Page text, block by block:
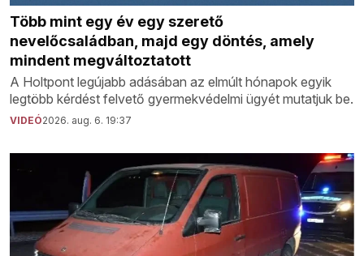
Több mint egy év egy szerető
nevelőcsaládban, majd egy döntés, amely
mindent megváltoztatott
A Holtpont legújabb adásában az elmúlt hónapok egyik
legtöbb kérdést felvető gyermekvédelmi ügyét mutatjuk be.
VIDEÓ2026. aug. 6. 19:37